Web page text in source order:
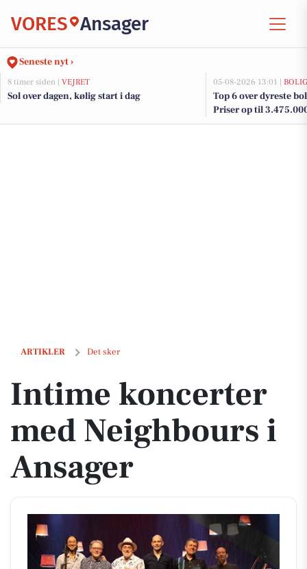
VORES Ansager
Seneste nyt ›
8 timer siden | VEJRET
Sol over dagen, kølig start i dag
05-08-2026 13:01 |
Top 6 over dyreste
Priser op til
ARTIKLER Det sker
Intime koncerter med Neighbours i Ansager
Intime koncerter
med Neighbours i
Ansager